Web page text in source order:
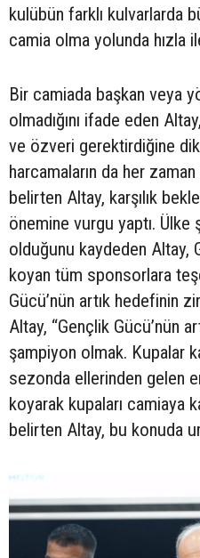
kulübün farklı kulvarlarda
camia olma yolunda hızla
Bir camiada başkan veya
olmadığını ifade eden
ve özveri gerektirdiğine
harcamaların da her zaman
belirten Altay, karşılık
önemine vurgu yaptı. Ülke
olduğunu kaydeden Altay,
koyan tüm sponsorlara
Gücü’nün artık hedefinin
Altay, “Gençlik Gücü’nün
şampiyon olmak. Kupalar
sezonda ellerinden gelen
koyarak kupaları camiaya
belirten Altay, bu konuda